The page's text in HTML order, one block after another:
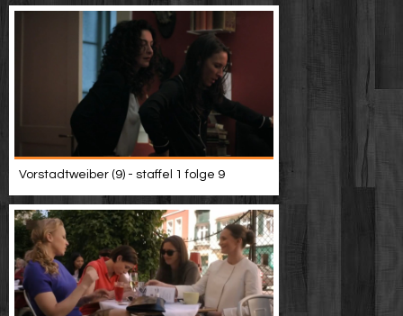
Vorstadtweiber (9) - staffel 1 folge 9